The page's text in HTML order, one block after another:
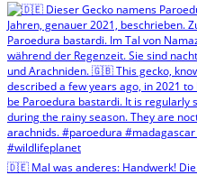
🇩🇪 Mal was anderes: Handwerk! Die